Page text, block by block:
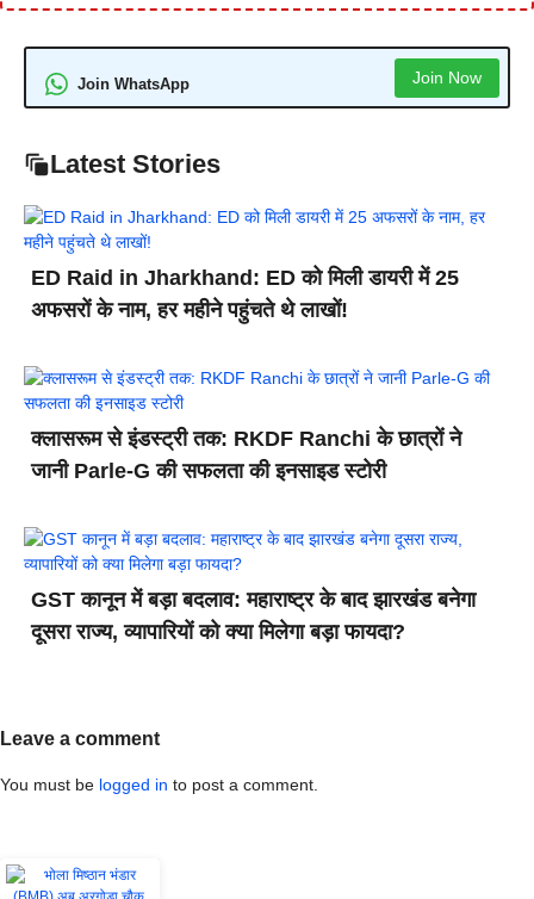
Join WhatsApp Join Now
Latest Stories
ED Raid in Jharkhand: ED को मिली डायरी में 25
अफसरों के नाम, हर महीने पहुंचते थे लाखों!
क्लासरूम से इंडस्ट्री तक: RKDF Ranchi के छात्रों ने
जानी Parle-G की सफलता की इनसाइड स्टोरी
GST कानून में बड़ा बदलाव: महाराष्ट्र के बाद झारखंड बनेगा
दूसरा राज्य, व्यापारियों को क्या मिलेगा बड़ा फायदा?
Leave a comment
You must be logged in to post a comment.